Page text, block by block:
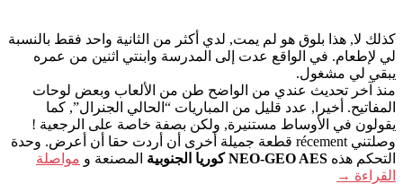
كذلك لا, هذا بلوق هو لم يمت, لدي أكثر من الثانية واحد فقط بالنسبة
لي لإطعام. في الواقع عدت إلى المدرسة وابنتي اثنين من عمره
يبقي لي مشغول.
منذ آخر تحديث عندي من الواضح طن من الألعاب وبعض لوحات
المفاتيح. أخيرا, عدد قليل من المباريات “الحالي الجنرال”, كما
يقولون في الأوساط مستنيرة, ولكن بصفة خاصة على الرجعية !
وصلتني récement قطعة جميلة أخرى أن أردت حقا أن أعرض. وحدة
التحكم هذه NEO-GEO AES كوريا الجنوبية المصنعة و مواصلة
القراءة →